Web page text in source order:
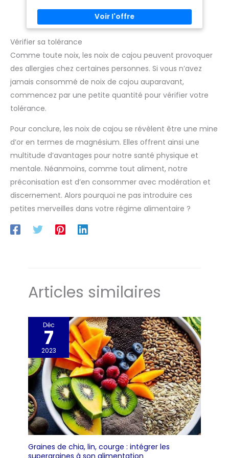
famille exclusive de produits biologiques Biojoy, élaborée à
partir d’ingrédients soigneusement sélectionnés provenant
de plus de 60 pays à travers le monde.
Vérifier sa tolérance
Comme toute noix, les noix de cajou peuvent provoquer
des allergies chez certaines personnes. Si vous n’avez
jamais consommé de noix de cajou auparavant,
commencez par une petite quantité pour vérifier votre
tolérance.
Pour conclure, les noix de cajou se révèlent être une mine
d’or en termes de magnésium. Elles offrent ainsi une
multitude d’avantages pour notre santé physique et
mentale. Néanmoins, comme tout aliment, notre
préconisation est d’en consommer avec modération et
discernement. Alors pourquoi ne pas introduire ces
petites merveilles dans votre régime alimentaire ?
Articles similaires
Déc
7
2023
Graines de chia, lin, courge : intégrer les